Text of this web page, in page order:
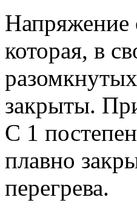
Напряжение
которая, в
разомкнутых
закрыты.
С 1
плавно
перегрева.